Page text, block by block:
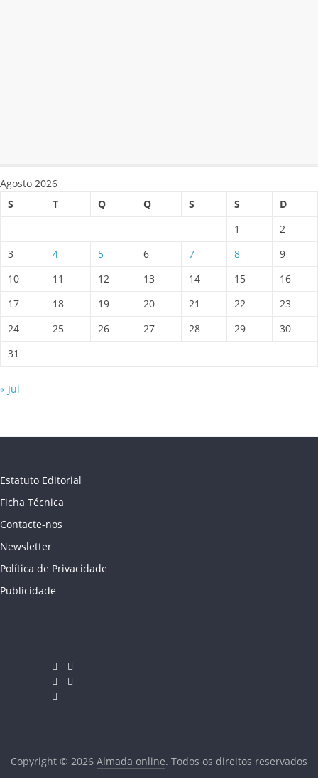
Agosto 2026
S
T Q Q S S
D
1
2
3
4 5 6 7 8
9
10
11 12 13 14 15
16
17
18 19 20 21 22
23
24
25 26 27 28 29
30
31
« Jul
Estatuto Editorial
Ficha Técnica
Contacte-nos
Newsletter
Política de Privacidade
Publicidade
Copyright © 2026 Almada online. Todos os direitos reservados